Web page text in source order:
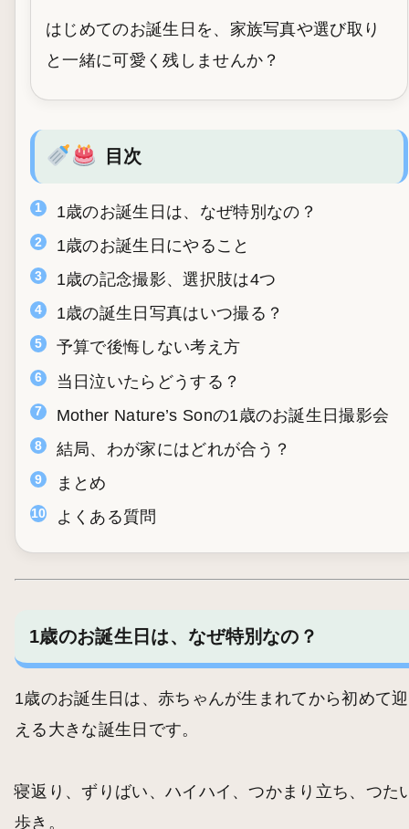
はじめてのお誕生日を、家族写真や選び取り
と一緒に可愛く残しませんか？
目次
1歳のお誕生日は、なぜ特別なの？
1歳のお誕生日にやること
1歳の記念撮影、選択肢は4つ
1歳の誕生日写真はいつ撮る？
予算で後悔しない考え方
当日泣いたらどうする？
Mother Nature’s Sonの1歳のお誕生日撮影会
結局、わが家にはどれが合う？
まとめ
よくある質問
1歳のお誕生日は、なぜ特別なの？
1歳のお誕生日は、赤ちゃんが生まれてから初めて迎
える大きな誕生日です。
寝返り、ずりばい、ハイハイ、つかまり立ち、つた
歩き。